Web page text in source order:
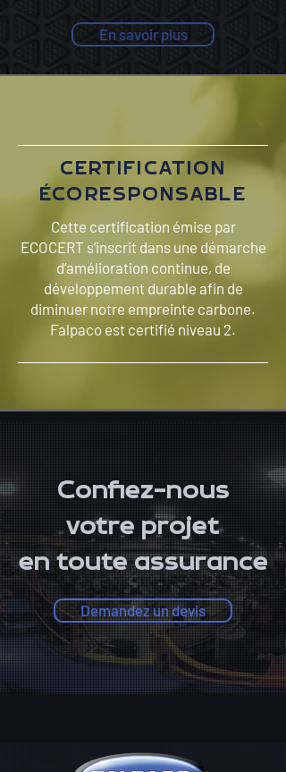
En savoir plus
CERTIFICATION
ÉCORESPONSABLE
Cette certification émise par
ECOCERT s’inscrit dans une démarche
d’amélioration continue, de
développement durable afin de
diminuer notre empreinte carbone.
Falpaco est certifié niveau 2.
Confiez-nous
votre projet
en toute assurance
Demandez un devis